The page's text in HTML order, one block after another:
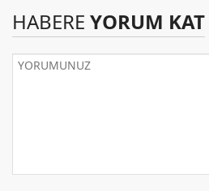
HABERE YORUM KAT